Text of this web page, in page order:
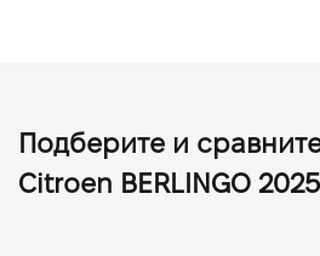
Подберите и
Citroen BERLINGO 2025